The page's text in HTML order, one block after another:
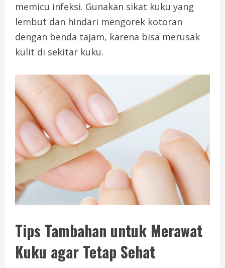
memicu infeksi. Gunakan sikat kuku yang
lembut dan hindari mengorek kotoran
dengan benda tajam, karena bisa merusak
kulit di sekitar kuku.
Tips Tambahan untuk Merawat
Kuku agar Tetap Sehat